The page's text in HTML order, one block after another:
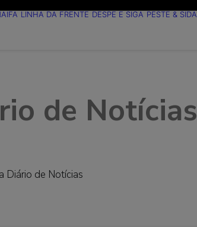
LINHA DA FRENTE DESPE E SIGA PESTE & SIDA
de Notícias